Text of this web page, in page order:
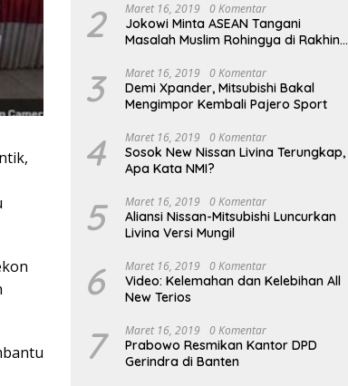
2 Maret 16, 2019 0 Komentar
Jokowi Minta ASEAN Tangani
Masalah Muslim Rohingya di Rakhine
3 Maret 16, 2019 0 Komentar
Demi Xpander, Mitsubishi Bakal
Mengimpor Kembali Pajero Sport
4 Maret 16, 2019 0 Komentar
Sosok New Nissan Livina Terungkap,
Apa Kata NMI?
5 Maret 16, 2019 0 Komentar
Aliansi Nissan-Mitsubishi Luncurkan
Livina Versi Mungil
6 Maret 16, 2019 0 Komentar
Video: Kelemahan dan Kelebihan All
New Terios
7 Maret 16, 2019 0 Komentar
Prabowo Resmikan Kantor DPD
Gerindra di Banten